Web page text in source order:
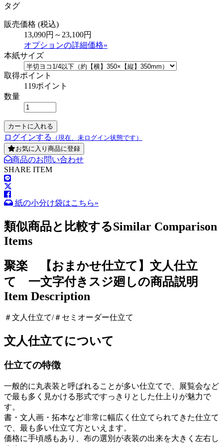
タグ
販売価格 (税込)
13,090円～23,100円
オプションの詳細価格»
本紙サイズ
取得ポイント
119ポイント
数量
ログインする
（現在、未ログイン状態です）
お気に入り商品に登録
商品のお問い合わせ
SHARE ITEM
紙の小分け袋はこちら»
類似商品と比較するSimilar Comparison
Items
聚楽 【おまかせ仕立て】文人仕立
て 一文字付きスジ廻しの商品説明
Item Description
＃文人仕立て/＃セミオーダー仕立て
文人仕立てについて
仕立ての特徴
一般的に丸表装と呼ばれることが多い仕立てで、展覧会など
で最も多く見かける形式ですっきりとした仕上りが魅力で
す。
書・文人画・拓本など非常に幅広く仕立てられてきた仕立て
で、最も多い仕立て方といえます。
価格に手頃感もあり、布の選別が表装の出来を大きく左右し